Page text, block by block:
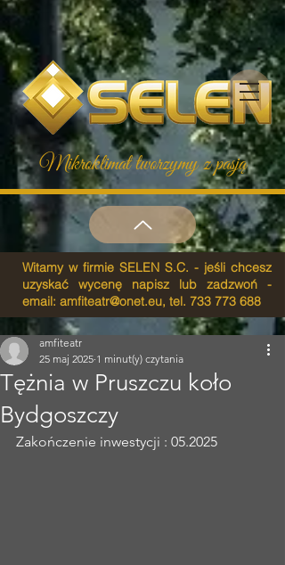
Witamy w firmie SELEN S.C. - jeśli chcesz
uzyskać wycenę napisz lub zadzwoń -
email: amfiteatr@onet.eu, tel. 733 773 688
Mikroklimat tworzymy z pasją
Tężnia w Pruszczu koło
Bydgoszczy
amfiteatr
25 maj 2025 1 minut(y) czytania
Zakończenie inwestycji : 05.2025